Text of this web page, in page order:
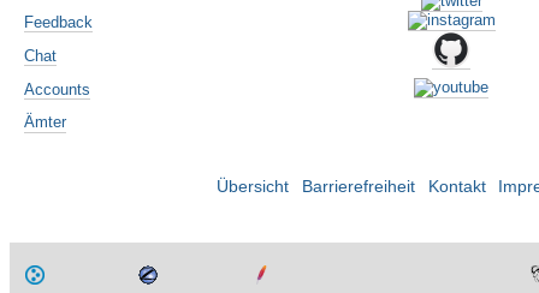
Feedback
Chat
Accounts
Ämter
Übersicht Barrierefreiheit Kontakt